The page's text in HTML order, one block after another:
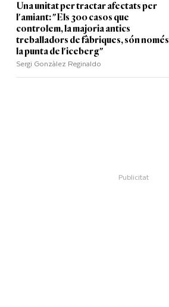
Una unitat per tractar afectats per
l'amiant: "Els 300 casos que
controlem, la majoria antics
treballadors de fàbriques, són només
la punta de l'iceberg"
Sergi Gonzàlez Reginaldo